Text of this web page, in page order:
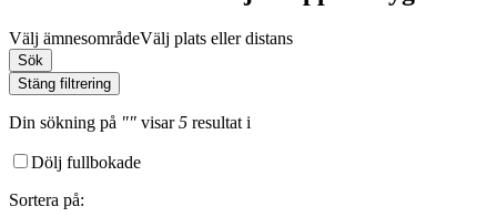
Välj ämnesområdeVälj plats eller distans
Sök
Stäng filtrering
Din sökning på "" visar5 resultat i
Dölj fullbokade
Sortera på: